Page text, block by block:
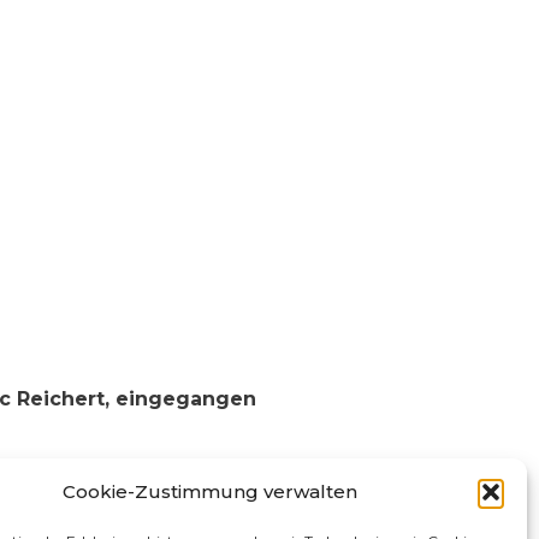
Cookie-Zustimmung verwalten
Reichert, eingegangen
Erscheinen.